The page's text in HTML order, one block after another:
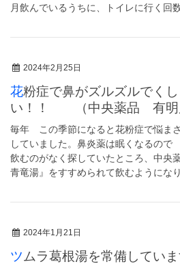
月飲んでいるうちに、トイレに行く回
2024年2月25日
花粉症で鼻がズルズルでくしゃみも止まらな
い！！ （中央薬品 有明
毎年 この季節になると花粉症で悩ま
していました。鼻炎薬は眠くなるの
飲むのがなく探していたところ、中
青竜湯』をすすめられて飲むようにな
2024年1月21日
ツムラ葛根湯を常備しています。（中央薬局 本